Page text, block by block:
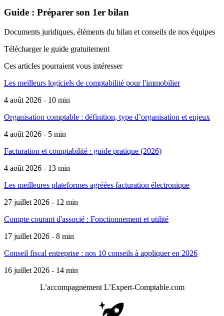
Guide : Préparer son 1er bilan
Documents juridiques, éléments du bilan et conseils de nos équipes
Télécharger le guide gratuitement
Ces articles pourraient vous intéresser
Les meilleurs logiciels de comptabilité pour l'immobilier
4 août 2026 - 10 min
Organisation comptable : définition, type d’organisation et enjeux
4 août 2026 - 5 min
Facturation et comptabilité : guide pratique (2026)
4 août 2026 - 13 min
Les meilleures plateformes agréées facturation électronique
27 juillet 2026 - 12 min
Compte courant d'associé : Fonctionnement et utilité
17 juillet 2026 - 8 min
Conseil fiscal entreprise : nos 10 conseils à appliquer en 2026
16 juillet 2026 - 14 min
L’accompagnement L’Expert-Comptable.com